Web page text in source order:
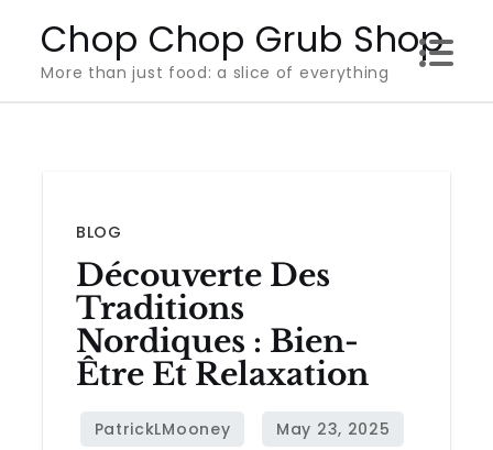
content
Chop Chop Grub Shop
More than just food: a slice of everything
BLOG
Découverte Des
Traditions
Nordiques : Bien-
Être Et Relaxation